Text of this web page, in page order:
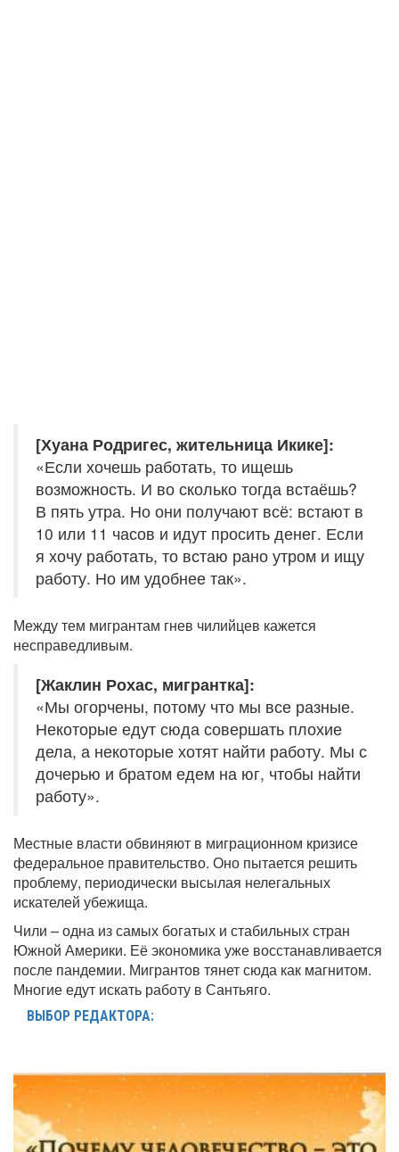
[Хуана Родригес, жительница Икике]:
«Если хочешь работать, то ищешь
возможность. И во сколько тогда встаёшь?
В пять утра. Но они получают всё: встают в
10 или 11 часов и идут просить денег. Если
я хочу работать, то встаю рано утром и ищу
работу. Но им удобнее так».
Между тем мигрантам гнев чилийцев кажется
несправедливым.
[Жаклин Рохас, мигрантка]:
«Мы огорчены, потому что мы все разные.
Некоторые едут сюда совершать плохие
дела, а некоторые хотят найти работу. Мы с
дочерью и братом едем на юг, чтобы найти
работу».
Местные власти обвиняют в миграционном кризисе
федеральное правительство. Оно пытается решить
проблему, периодически высылая нелегальных
искателей убежища.
Чили – одна из самых богатых и стабильных стран
Южной Америки. Её экономика уже восстанавливается
после пандемии. Мигрантов тянет сюда как магнитом.
Многие едут искать работу в Сантьяго.
ВЫБОР РЕДАКТОРА: